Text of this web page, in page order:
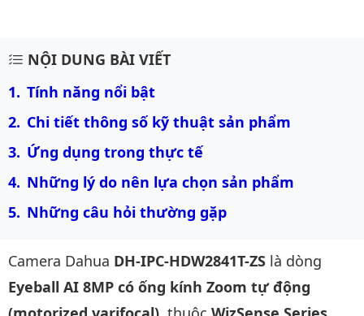
Mô tả chi tiết sản phẩm
NỘI DUNG BÀI VIẾT
Tính năng nổi bật
Chi tiết thông số kỹ thuật sản phẩm
Ứng dụng trong thực tế
Những lý do nên lựa chọn sản phẩm
Những câu hỏi thường gặp
Camera Dahua DH-IPC-HDW2841T-ZS là dòng
Eyeball AI 8MP có ống kính Zoom tự động